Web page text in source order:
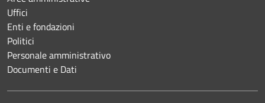
Uffici
Enti e fondazioni
Politici
Personale amministrativo
Documenti e Dati